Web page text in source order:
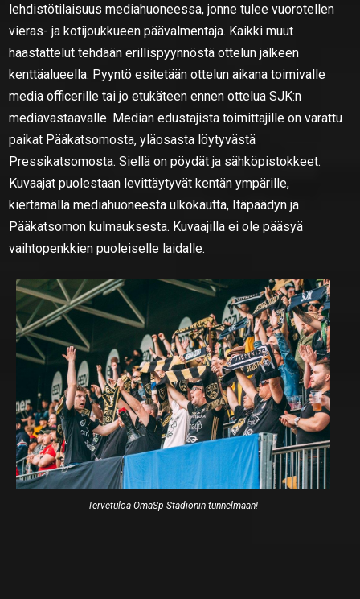
lehdistötilaisuus mediahuoneessa, jonne tulee vuorotellen
vieras- ja kotijoukkueen päävalmentaja. Kaikki muut
haastattelut tehdään erillispyynnöstä ottelun jälkeen
kenttäalueella. Pyyntö esitetään ottelun aikana toimivalle
media officerille tai jo etukäteen ennen ottelua SJK:n
mediavastaavalle. Median edustajista toimittajille on varattu
paikat Pääkatsomosta, yläosasta löytyvästä
Pressikatsomosta. Siellä on pöydät ja sähköpistokkeet.
Kuvaajat puolestaan levittäytyvät kentän ympärille,
kiertämällä mediahuoneesta ulkokautta, Itäpäädyn ja
Pääkatsomon kulmauksesta. Kuvaajilla ei ole pääsyä
vaihtopenkkien puoleiselle laidalle.
Tervetuloa OmaSp Stadionin tunnelmaan!